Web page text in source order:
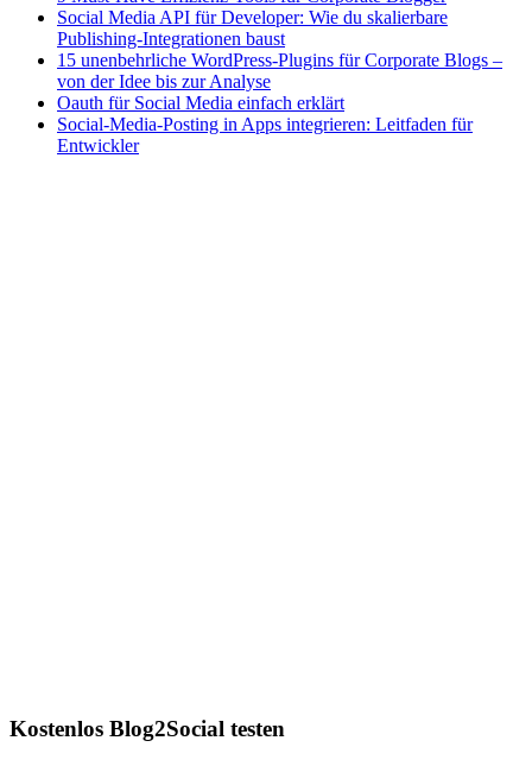
Social Media API für Developer: Wie du skalierbare
Publishing-Integrationen baust
15 unenbehrliche WordPress-Plugins für Corporate Blogs –
von der Idee bis zur Analyse
Oauth für Social Media einfach erklärt
Social-Media-Posting in Apps integrieren: Leitfaden für
Entwickler
Kostenlos Blog2Social testen